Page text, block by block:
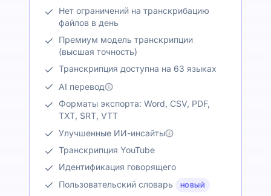
Нет ограничений на транскрибацию
файлов в день
Премиум модель транскрипции
(высшая точность)
Транскрипция доступна на 63 языках
AI перевод
Форматы экспорта: Word, CSV, PDF,
TXT, SRT, VTT
Улучшенные ИИ-инсайты
Транскрипция YouTube
Идентификация говорящего
Пользовательский словарь
НОВЫЙ